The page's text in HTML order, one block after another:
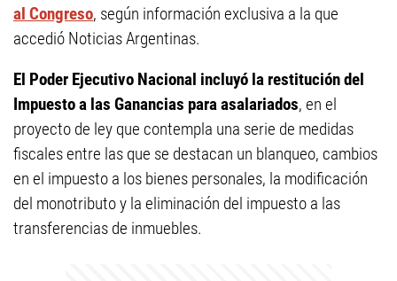
al Congreso, según información exclusiva a la que
accedió Noticias Argentinas.
El Poder Ejecutivo Nacional incluyó la restitución del
Impuesto a las Ganancias para asalariados, en el
proyecto de ley que contempla una serie de medidas
fiscales entre las que se destacan un blanqueo, cambios
en el impuesto a los bienes personales, la modificación
del monotributo y la eliminación del impuesto a las
transferencias de inmuebles.